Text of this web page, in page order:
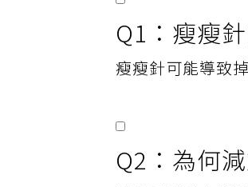
Q1：瘦瘦
瘦瘦針可能導致
Q2：為何